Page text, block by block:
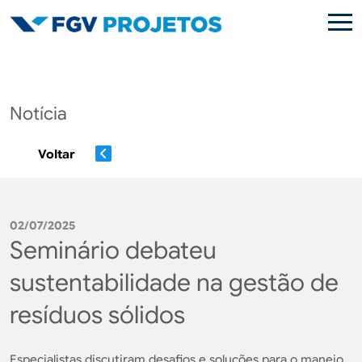
Notícia
Voltar
02/07/2025
Seminário debateu
sustentabilidade na gestão de
resíduos sólidos